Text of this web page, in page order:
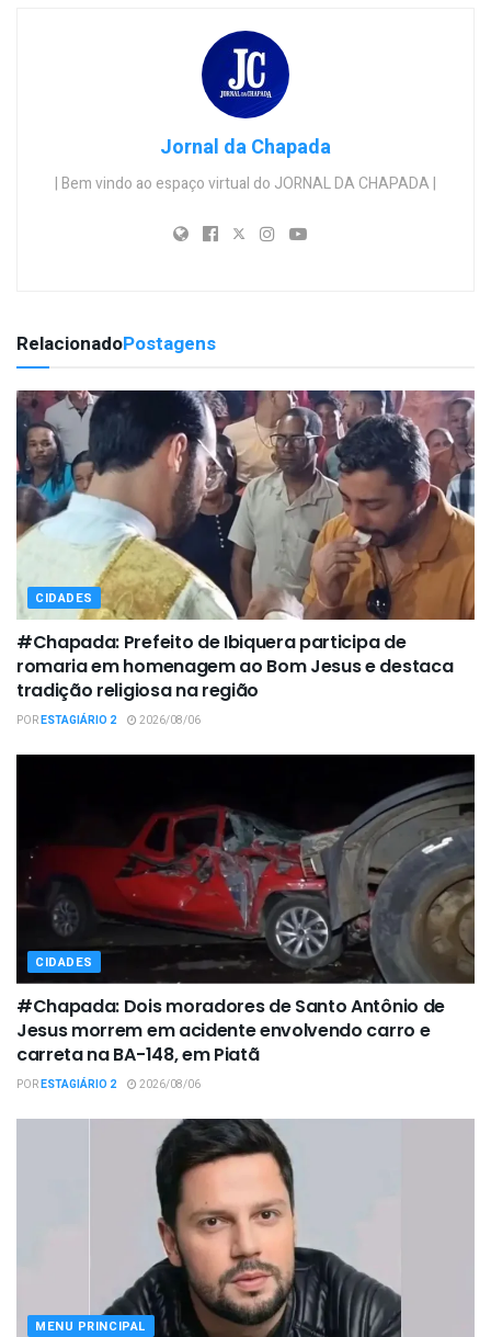
Jornal da Chapada
| Bem vindo ao espaço virtual do JORNAL DA CHAPADA |
RelacionadoPostagens
CIDADES
#Chapada: Prefeito de Ibiquera participa de
romaria em homenagem ao Bom Jesus e destaca
tradição religiosa na região
PORESTAGIÁRIO 2 2026/08/06
CIDADES
#Chapada: Dois moradores de Santo Antônio de
Jesus morrem em acidente envolvendo carro e
carreta na BA-148, em Piatã
PORESTAGIÁRIO 2 2026/08/06
MENU PRINCIPAL